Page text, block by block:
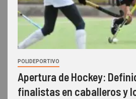
POLIDEPORTIVO
Apertura de Hockey:
finalistas en caballeros y